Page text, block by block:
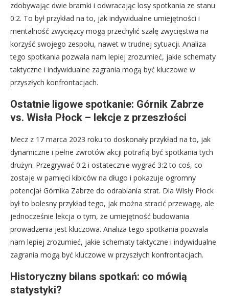
zdobywając dwie bramki i odwracając losy spotkania ze stanu
0:2. To był przykład na to, jak indywidualne umiejętności i
mentalność zwycięzcy mogą przechylić szalę zwycięstwa na
korzyść swojego zespołu, nawet w trudnej sytuacji. Analiza
tego spotkania pozwala nam lepiej zrozumieć, jakie schematy
taktyczne i indywidualne zagrania mogą być kluczowe w
przyszłych konfrontacjach.
Ostatnie ligowe spotkanie: Górnik Zabrze
vs. Wisła Płock – lekcje z przeszłości
Mecz z 17 marca 2023 roku to doskonały przykład na to, jak
dynamiczne i pełne zwrotów akcji potrafią być spotkania tych
drużyn. Przegrywać 0:2 i ostatecznie wygrać 3:2 to coś, co
zostaje w pamięci kibiców na długo i pokazuje ogromny
potencjał Górnika Zabrze do odrabiania strat. Dla Wisły Płock
był to bolesny przykład tego, jak można stracić przewagę, ale
jednocześnie lekcja o tym, że umiejętność budowania
prowadzenia jest kluczowa. Analiza tego spotkania pozwala
nam lepiej zrozumieć, jakie schematy taktyczne i indywidualne
zagrania mogą być kluczowe w przyszłych konfrontacjach.
Historyczny bilans spotkań: co mówią
statystyki?